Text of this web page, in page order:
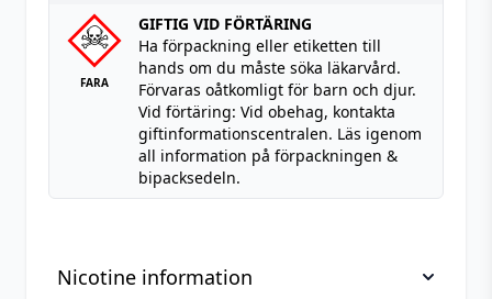
Nicotine information
FARA
GIFTIG VID FÖRTÄRING
Ha förpackning eller etiketten till
hands om du måste söka läkarvård.
Förvaras oåtkomligt för barn och djur.
Vid förtäring: Vid obehag, kontakta
giftinformationscentralen. Läs igenom
all information på förpackningen &
bipacksedeln.